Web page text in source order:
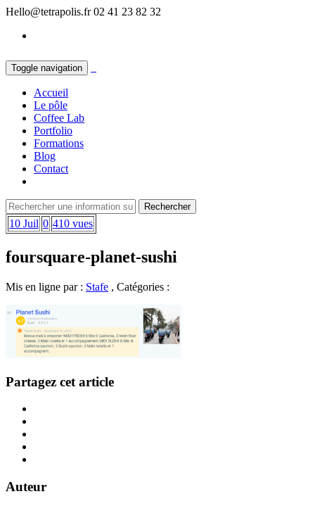
Hello@tetrapolis.fr 02 41 23 82 32
Toggle navigation
Accueil
Le pôle
Coffee Lab
Portfolio
Formations
Blog
Contact
10 Juil 0 410 vues
foursquare-planet-sushi
Mis en ligne par : Stafe , Catégories :
Partagez cet article
Auteur